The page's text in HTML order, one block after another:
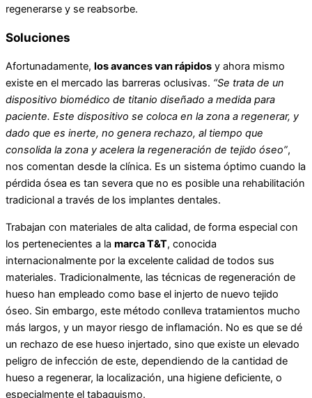
regenerarse y se reabsorbe.
Soluciones
Afortunadamente, los avances van rápidos y ahora mismo
existe en el mercado las barreras oclusivas. “Se trata de un
dispositivo biomédico de titanio diseñado a medida para
paciente. Este dispositivo se coloca en la zona a regenerar, y
dado que es inerte, no genera rechazo, al tiempo que
consolida la zona y acelera la regeneración de tejido óseo”,
nos comentan desde la clínica. Es un sistema óptimo cuando la
pérdida ósea es tan severa que no es posible una rehabilitación
tradicional a través de los implantes dentales.
Trabajan con materiales de alta calidad, de forma especial con
los pertenecientes a la marca T&T, conocida
internacionalmente por la excelente calidad de todos sus
materiales. Tradicionalmente, las técnicas de regeneración de
hueso han empleado como base el injerto de nuevo tejido
óseo. Sin embargo, este método conlleva tratamientos mucho
más largos, y un mayor riesgo de inflamación. No es que se dé
un rechazo de ese hueso injertado, sino que existe un elevado
peligro de infección de este, dependiendo de la cantidad de
hueso a regenerar, la localización, una higiene deficiente, o
especialmente el tabaquismo.